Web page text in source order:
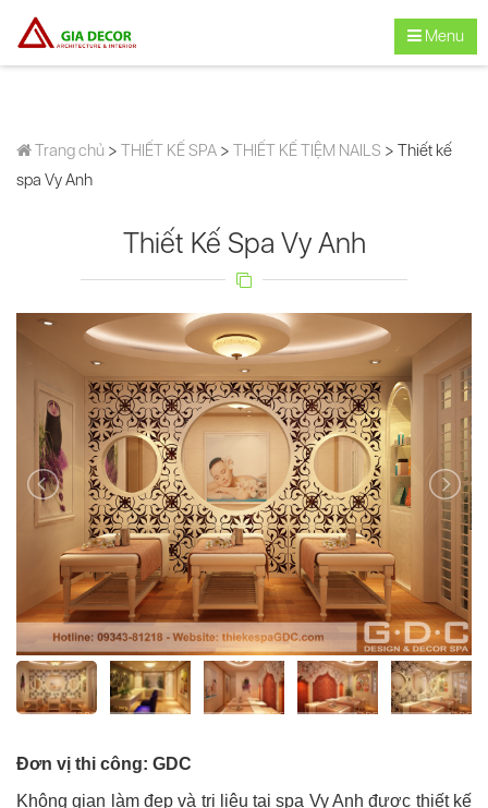
Menu
Trang chủ > THIẾT KẾ SPA > THIẾT KẾ TIỆM NAILS > Thiết kế
spa Vy Anh
Thiết Kế Spa Vy Anh
Đơn vị thi công: GDC
Không gian làm đẹp và trị liệu tại spa Vy Anh được thiết kế